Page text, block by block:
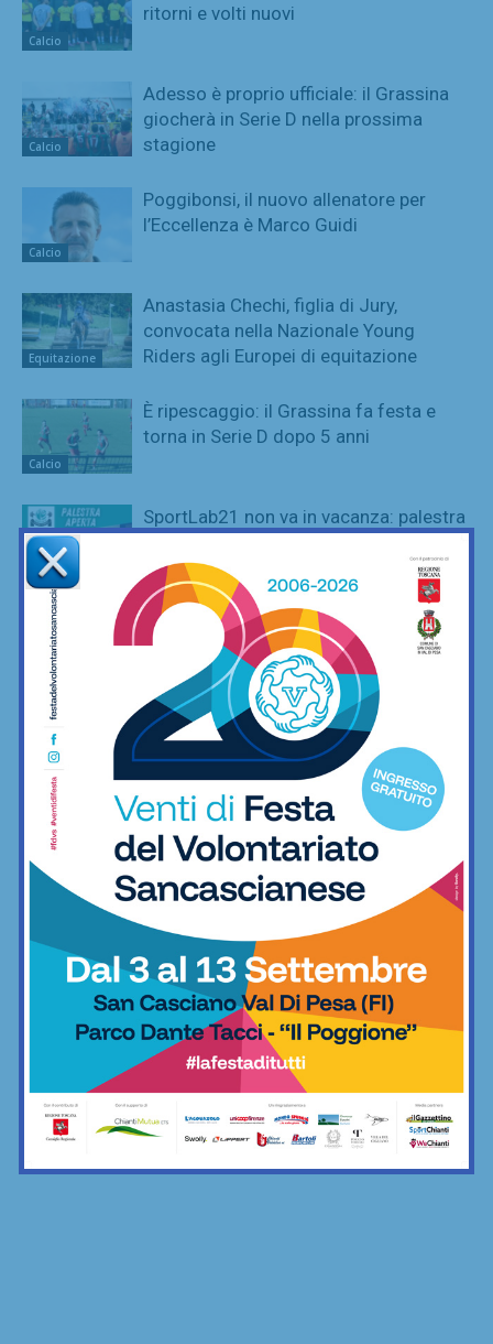
Calcio
ritorni e volti nuovi
Calcio
Adesso è proprio ufficiale: il Grassina
giocherà in Serie D nella prossima
stagione
Calcio
Poggibonsi, il nuovo allenatore per
l’Eccellenza è Marco Guidi
Equitazione
Anastasia Chechi, figlia di Jury,
convocata nella Nazionale Young
Riders agli Europei di equitazione
Calcio
È ripescaggio: il Grassina fa festa e
torna in Serie D dopo 5 anni
Fitness
SportLab21 non va in vacanza: palestra
Calcio
Poggibonsi, prime mosse: Fusci
confermato direttore tecnico. In serata
presentazione del nuovo allenatore
Calcio
La Virtus Lilliano e il ripescaggio in
Seconda: “Una gioia immensa. Pronti
ad affrontare la nuova avventura”